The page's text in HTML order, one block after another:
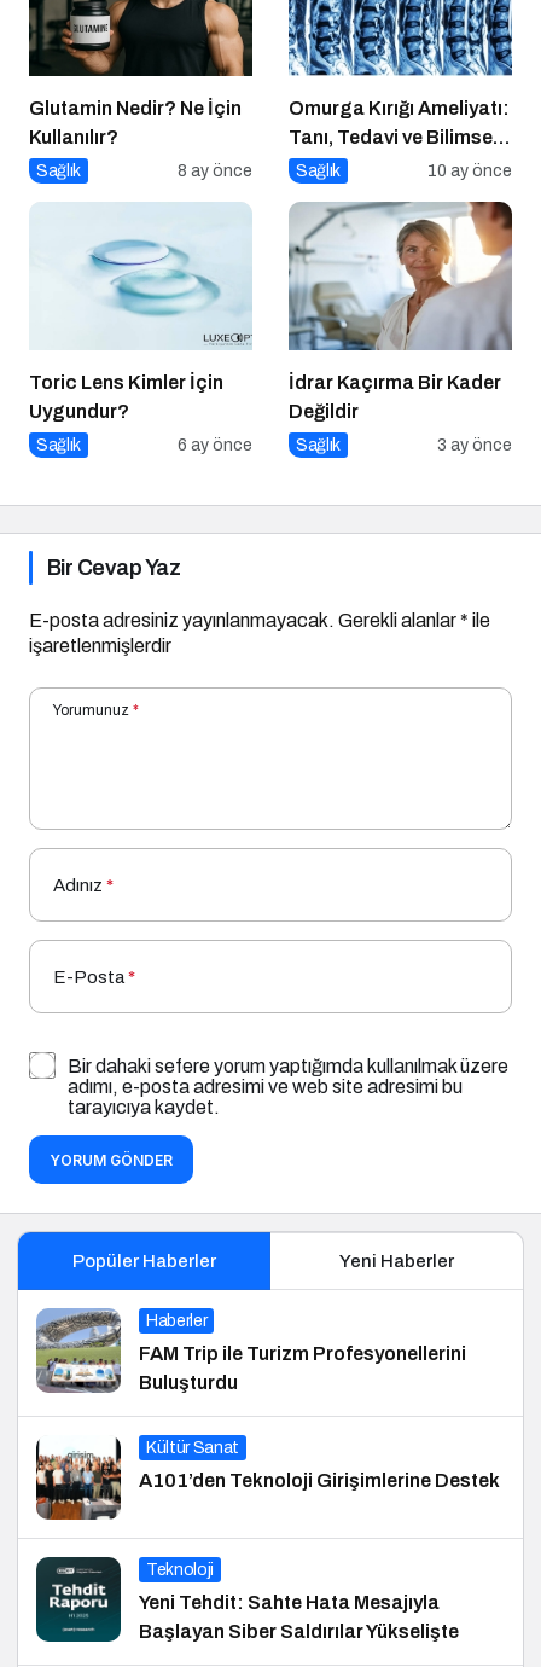
Glutamin Nedir? Ne İçin
Kullanılır?
Sağlık 8 ay önce
Omurga Kırığı Ameliyatı:
Tanı, Tedavi ve Bilimsel
Yaklaşım
Sağlık 10 ay önce
Toric Lens Kimler İçin
Uygundur?
Sağlık 6 ay önce
İdrar Kaçırma Bir Kader
Değildir
Sağlık 3 ay önce
Bir Cevap Yaz
E-posta adresiniz yayınlanmayacak. Gerekli alanlar* ile
işaretlenmişlerdir
Yorumunuz *
Adınız *
E-Posta*
Bir dahaki sefere yorum yaptığımda kullanılmak üzere
adımı, e-posta adresimi ve web site adresimi bu
tarayıcıya kaydet.
YORUM GÖNDER
Popüler Haberler Yeni Haberler
Haberler
FAM Trip ile Turizm Profesyonellerini
Buluşturdu
Kültür Sanat
A101’den Teknoloji Girişimlerine Destek
Teknoloji
Yeni Tehdit: Sahte Hata Mesajıyla
Başlayan Siber Saldırılar Yükselişte